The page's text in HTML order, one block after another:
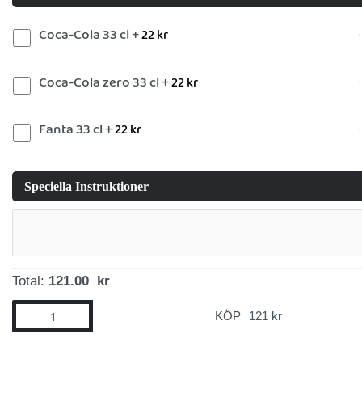
Coca-Cola 33 cl +22kr
Coca-Cola zero 33 cl +22kr
Fanta 33 cl +22kr
Speciella Instruktioner
Total: 121.00 kr
KÖP